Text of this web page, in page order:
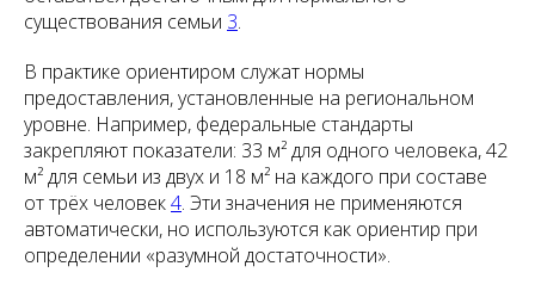
существования семьи 3.
В практике ориентиром служат нормы
предоставления, установленные на региональном
уровне. Например, федеральные стандарты
закрепляют показатели: 33 м² для одного человека, 42
м² для семьи из двух и 18 м² на каждого при составе
от трёх человек4. Эти значения не применяются
автоматически, но используются как ориентир при
определении «разумной достаточности».